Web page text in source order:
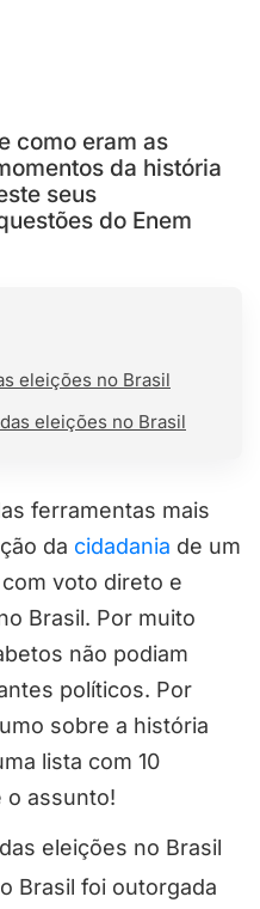
como eram as
da história
seus
do Enem
eleições no Brasil
eleições no Brasil
ferramentas mais
da cidadania de um
voto direto e
Brasil. Por muito
não podiam
políticos. Por
sobre a história
lista com 10
o assunto!
eleições no Brasil
Brasil foi outorgada